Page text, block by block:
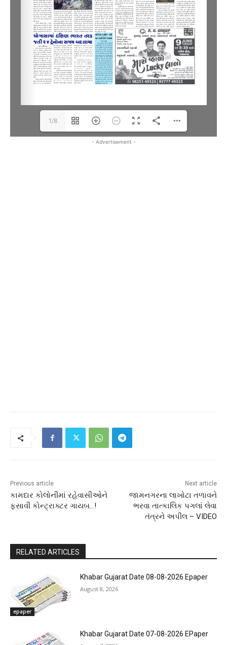
1/8
- Advertisement -
Previous article
કામદાર કોલોનીમાં રહેવાસીઓને
ફસાવી કોન્ટ્રાક્ટર ગાયબ…!
Next article
જામનગરના લાખોટા તળાવને
ભરવા તાત્કાલિક પગલાં લેવા
તંત્રને અપીલ – VIDEO
RELATED ARTICLES
epaper
Khabar Gujarat Date 08-08-2026 Epaper
August 8, 2026
Khabar Gujarat Date 07-08-2026 EPaper